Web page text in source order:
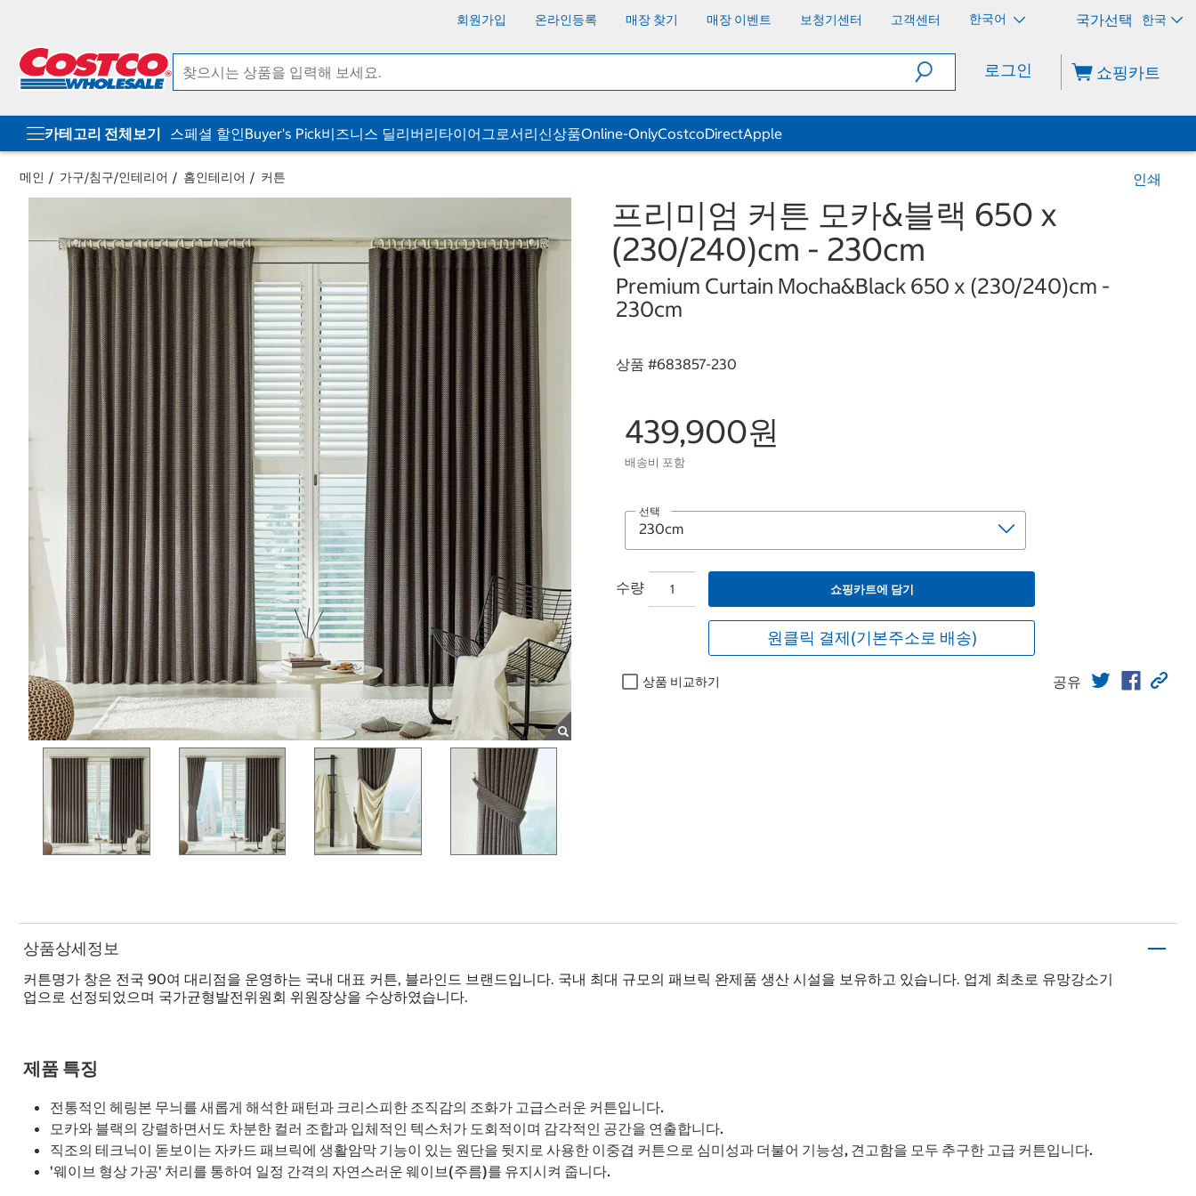
회원가입 온라인등록 매장 찾기 매장 이벤트 보청기센터 고객센터 한국어 한국
로그인 쇼핑카트
카테고리 전체보기 스페셜 할인Buyer's Pick비즈니스 딜리버리타이어그로서리신상품Online-OnlyCostcoDirectApple
메인 가구/침구/인테리어 홈인테리어 커튼 인쇄
프리미엄 커튼 모카&블랙 650 x
(230/240)cm - 230cm
Premium Curtain Mocha&Black 650 x (230/240)cm -
230cm
상품 #683857-230
439,900원
배송비 포함
선택
수량 쇼핑카트에 담기
원클릭 결제(기본주소로 배송)
상품 비교하기 공유
상품상세정보
커튼명가 창은 전국 90여 대리점을 운영하는 국내 대표 커튼, 블라인드 브랜드입니다. 국내 최대 규모의 패브릭 완제품 생산 시설을 보유하고 있습니다. 업계 최초로 유망강소기
업으로 선정되었으며 국가균형발전위원회 위원장상을 수상하였습니다.
제품 특징
전통적인 헤링본 무늬를 새롭게 해석한 패턴과 크리스피한 조직감의 조화가 고급스러운 커튼입니다.
모카와 블랙의 강렬하면서도 차분한 컬러 조합과 입체적인 텍스처가 도회적이며 감각적인 공간을 연출합니다.
직조의 테크닉이 돋보이는 자카드 패브릭에 생활암막 기능이 있는 원단을 뒷지로 사용한 이중겹 커튼으로 심미성과 더불어 기능성, 견고함을 모두 추구한 고급 커튼입니다.
'웨이브 형상 가공' 처리를 통하여 일정 간격의 자연스러운 웨이브(주름)를 유지시켜 줍니다.